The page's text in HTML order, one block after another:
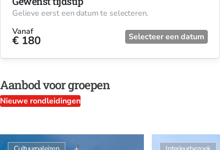
Gelieve eerst een datum te selecteren.
Vanaf
€ 180 Selecteer een datum
Aanbod voor groepen
Nieuwe rondleidingen